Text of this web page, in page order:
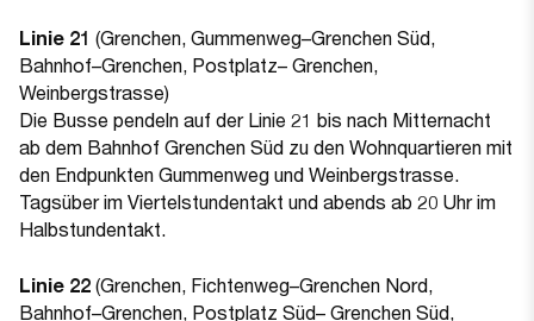
Linie 21 (Grenchen, Gummenweg–Grenchen Süd,
Bahnhof–Grenchen, Postplatz– Grenchen,
Weinbergstrasse)
Die Busse pendeln auf der Linie 21 bis nach Mitternacht
ab dem Bahnhof Grenchen Süd zu den Wohnquartieren mit
den Endpunkten Gummenweg und Weinbergstrasse.
Tagsüber im Viertelstundentakt und abends ab 20 Uhr im
Halbstundentakt.
Linie 22 (Grenchen, Fichtenweg–Grenchen Nord,
Bahnhof–Grenchen, Postplatz Süd– Grenchen Süd,